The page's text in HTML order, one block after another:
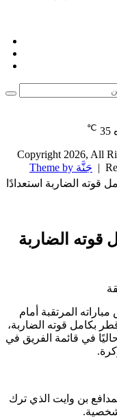
35
℃
قوته الضاربة استعدادًا
قوته الضاربة
المرتقبة أمام
بطولة كأس العالم 2022 في قطر بكامل قوته الضاربة،
الـ25 المتاحين حاليًا في قائمة الفريق في
بن وايت الذي ترك
شخصية.
© Copyright 2026, All
جَنَّة Theme by